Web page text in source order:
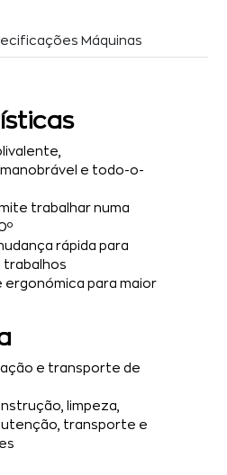
Máquinas
e todo-o-
trabalhar numa
rápida para
trabalhos
ergonómica para maior
e transporte de
limpeza,
transporte e